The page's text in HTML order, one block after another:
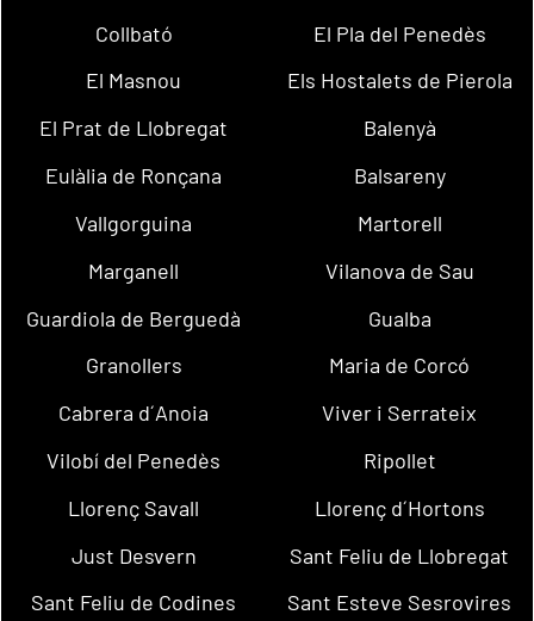
Collbató
El Pla del Penedès
El Masnou
Els Hostalets de Pierola
El Prat de Llobregat
Balenyà
Eulàlia de Ronçana
Balsareny
Vallgorguina
Martorell
Marganell
Vilanova de Sau
Guardiola de Berguedà
Gualba
Granollers
Maria de Corcó
Cabrera d´Anoia
Viver i Serrateix
Vilobí del Penedès
Ripollet
Llorenç Savall
Llorenç d´Hortons
Just Desvern
Sant Feliu de Llobregat
Sant Feliu de Codines
Sant Esteve Sesrovires